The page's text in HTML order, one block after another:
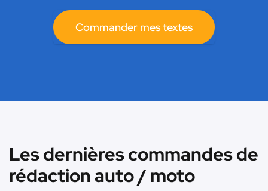
Commander mes textes
Les dernières commandes de
rédaction auto / moto